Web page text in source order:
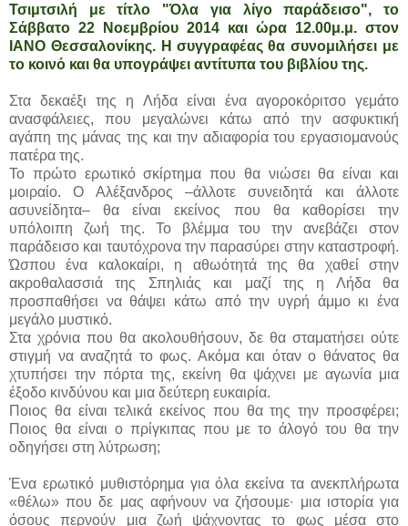
Τσιμτσιλή με τίτλο "Όλα για λίγο παράδεισο", το
Σάββατο 22 Νοεμβρίου 2014 και ώρα 12.00μ.μ. στον
ΙΑΝΟ Θεσσαλονίκης. Η συγγραφέας θα συνομιλήσει με
το κοινό και θα υπογράψει αντίτυπα του βιβλίου της.
Στα δεκαέξι της η Λήδα είναι ένα αγοροκόριτσο γεμάτο
ανασφάλειες, που μεγαλώνει κάτω από την ασφυκτική
αγάπη της μάνας της και την αδιαφορία του εργασιομανούς
πατέρα της.
Το πρώτο ερωτικό σκίρτημα που θα νιώσει θα είναι και
μοιραίο. Ο Αλέξανδρος –άλλοτε συνειδητά και άλλοτε
ασυνείδητα– θα είναι εκείνος που θα καθορίσει την
υπόλοιπη ζωή της. Το βλέμμα του την ανεβάζει στον
παράδεισο και ταυτόχρονα την παρασύρει στην καταστροφή.
Ώσπου ένα καλοκαίρι, η αθωότητά της θα χαθεί στην
ακροθαλασσιά της Σπηλιάς και μαζί της η Λήδα θα
προσπαθήσει να θάψει κάτω από την υγρή άμμο κι ένα
μεγάλο μυστικό.
Στα χρόνια που θα ακολουθήσουν, δε θα σταματήσει ούτε
στιγμή να αναζητά το φως. Ακόμα και όταν ο θάνατος θα
χτυπήσει την πόρτα της, εκείνη θα ψάχνει με αγωνία μια
έξοδο κινδύνου και μια δεύτερη ευκαιρία.
Ποιος θα είναι τελικά εκείνος που θα της την προσφέρει;
Ποιος θα είναι ο πρίγκιπας που με το άλογό του θα την
οδηγήσει στη λύτρωση;
Ένα ερωτικό μυθιστόρημα για όλα εκείνα τα ανεκπλήρωτα
«θέλω» που δε μας αφήνουν να ζήσουμε∙ μια ιστορία για
όσους περνούν μια ζωή ψάχνοντας το φως μέσα στο